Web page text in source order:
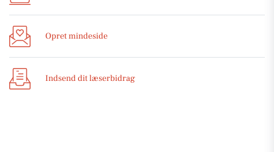
Opret mindeside
Indsend dit læserbidrag